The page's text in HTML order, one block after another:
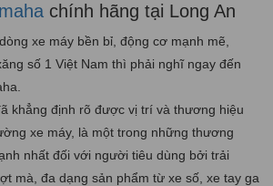
chính hãng tại Long An
xe máy bền bỉ, động cơ mạnh mẽ,
số 1 Việt Nam thì phải nghĩ ngay đến
khẳng định rõ được vị trí và thương hiệu
xe máy, là một trong những thương
nhất đối với người tiêu dùng bởi trải
mà, đa dạng sản phẩm từ xe số, xe tay ga